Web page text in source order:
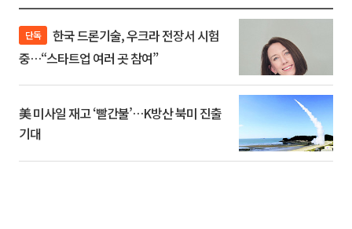
단독
중…“스타트업 여러 곳 참여”
美 미사일 재고 ‘빨간불’…K방산 북미 진출
기대